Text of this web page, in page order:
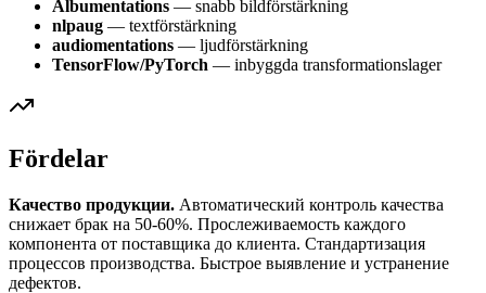
Albumentations — snabb bildförstärkning
nlpaug — textförstärkning
audiomentations — ljudförstärkning
TensorFlow/PyTorch — inbyggda transformationslager
Fördelar
Качество продукции. Автоматический контроль качества
снижает брак на 50-60%. Прослеживаемость каждого
компонента от поставщика до клиента. Стандартизация
процессов производства. Быстрое выявление и устранение
дефектов.